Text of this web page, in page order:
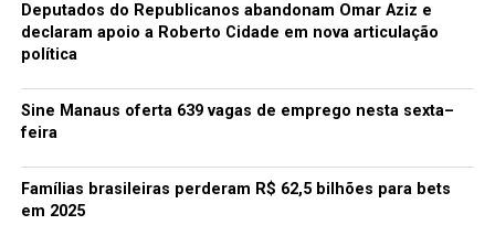
Deputados do Republicanos abandonam Omar Aziz e
declaram apoio a Roberto Cidade em nova articulação
política
Sine Manaus oferta 639 vagas de emprego nesta sexta–
feira
Famílias brasileiras perderam R$ 62,5 bilhões para bets
em 2025